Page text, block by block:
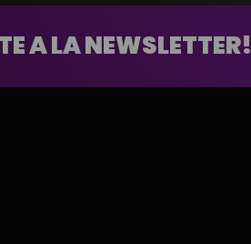
A LA NEWSLETTER!